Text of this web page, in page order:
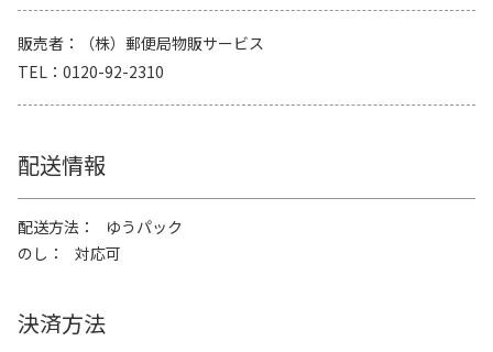
販売者
（株）郵便局物販サービス
TEL
0120-92-2310
配送情報
配送方法
ゆうパック
のし
対応可
決済方法